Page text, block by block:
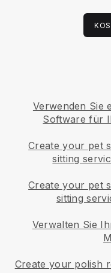
Verwenden Sie
Software für
Create your pet
sitting
Create your pet
sitting
Verwalten Sie
Create your polish